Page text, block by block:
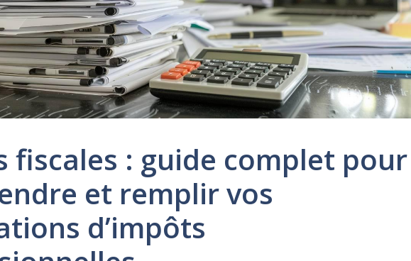
fiscales : guide complet pour
et remplir vos
d’impôts